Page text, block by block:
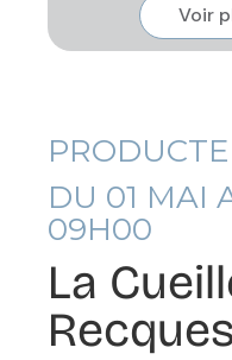
Voir
DU 01 MAI
09H00
La